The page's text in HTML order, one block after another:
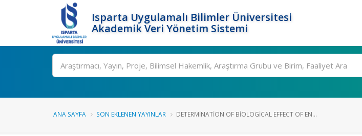
Isparta Uygulamalı Bilimler Üniversitesi
Akademik Veri Yönetim Sistemi
Ara
ANA SAYFA SON EKLENEN YAYINLAR DETERMINATION OF BIOLOGICAL EFFECT OF EN...